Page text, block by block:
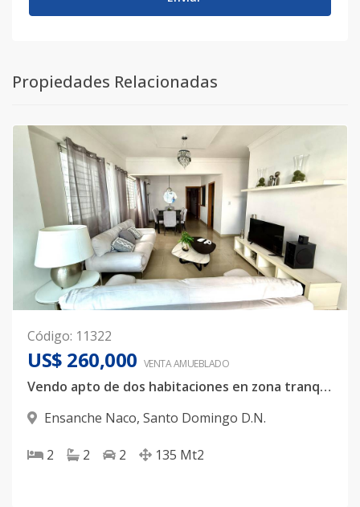
Propiedades Relacionadas
Código: 11322
US$ 260,000 VENTA AMUEBLADO
Vendo apto de dos habitaciones en zona tranquila de Naco.
Ensanche Naco, Santo Domingo D.N.
2 2 2 135 Mt2